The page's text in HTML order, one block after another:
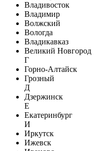
Владивосток
Владимир
Волжский
Вологда
Владикавказ
Великий Новгород
Г
Горно-Алтайск
Грозный
Д
Дзержинск
Е
Екатеринбург
И
Иркутск
Ижевск